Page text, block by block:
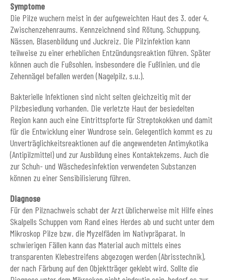
Symptome
Die Pilze wuchern meist in der aufgeweichten Haut des 3. oder 4.
Zwischenzehenraums. Kennzeichnend sind Rötung, Schuppung,
Nässen, Blasenbildung und Juckreiz. Die Pilzinfektion kann
teilweise zu einer erheblichen Entzündungsreaktion führen. Später
können auch die Fußsohlen, insbesondere die Fußlinien, und die
Zehennägel befallen werden (Nagelpilz, s.u.).
Bakterielle Infektionen sind nicht selten gleichzeitig mit der
Pilzbesiedlung vorhanden. Die verletzte Haut der besiedelten
Region kann auch eine Eintrittspforte für Streptokokken und damit
für die Entwicklung einer Wundrose sein. Gelegentlich kommt es zu
Unverträglichkeitsreaktionen auf die angewendeten Antimykotika
(Antipilzmittel) und zur Ausbildung eines Kontaktekzems. Auch die
zur Schuh- und Wäschedesinfektion verwendeten Substanzen
können zu einer Sensibilisierung führen.
Diagnose
Für den Pilznachweis schabt der Arzt üblicherweise mit Hilfe eines
Skalpells Schuppen vom Rand eines Herdes ab und sucht unter dem
Mikroskop Pilze bzw. die Myzelfäden im Nativpräparat. In
schwierigen Fällen kann das Material auch mittels eines
transparenten Klebestreifens abgezogen werden (Abrisstechnik),
der nach Färbung auf den Objektträger geklebt wird. Sollte die